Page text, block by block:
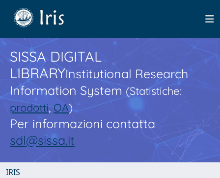
SISSA DIGITAL
LIBRARYInstitutional Research
Information System(Statistiche:
prodotti,OA)
Per informazioni contatta
sdl@sissa.it
IRIS